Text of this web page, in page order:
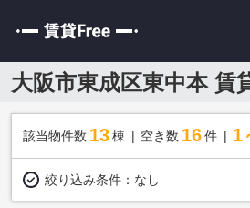
大阪市東成区東中本 賃
該当物件数 13棟 空き数 16 件 1
絞り込み条件： なし